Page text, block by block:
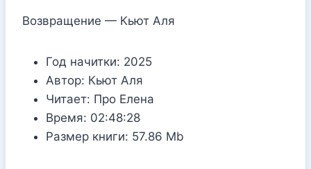
Возвращение — Кьют Аля
Год начитки: 2025
Автор: Кьют Аля
Читает: Про Елена
Время: 02:48:28
Размер книги: 57.86 Mb